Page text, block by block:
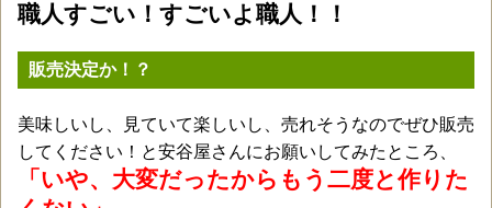
職人すごい！すごいよ職人！！
販売決定か！？
美味しいし、見ていて楽しいし、売れそうなのでぜひ販売
してください！と安谷屋さんにお願いしてみたところ、
「いや、大変だったからもう二度と作りた